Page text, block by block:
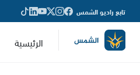
تابع راديو الشمس
الرئيسية